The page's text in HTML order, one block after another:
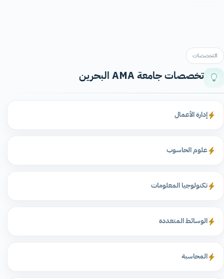
التخصصات
تخصصات جامعة AMA البحرين
إدارة الأعمال
علوم الحاسوب
تكنولوجيا المعلومات
الوسائط المتعددة
المحاسبة